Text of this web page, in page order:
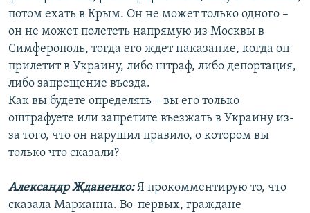
потом ехать в Крым. Он не может только одного –
он не может полететь напрямую из Москвы в
Симферополь, тогда его ждет наказание, когда он
прилетит в Украину, либо штраф, либо депортация,
либо запрещение въезда.
Как вы будете определять – вы его только
оштрафуете или запретите въезжать в Украину из-
за того, что он нарушил правило, о котором вы
только что сказали?
Александр Жданенко:Я прокомментирую то, что
сказала Марианна. Во-первых, граждане